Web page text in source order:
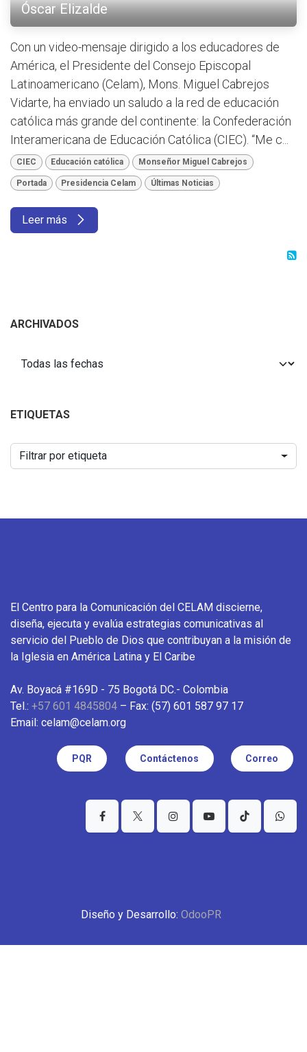
Óscar Elizalde
Con un video-mensaje dirigido a los educadores de
América, el Presidente del Consejo Episcopal
Latinoamericano (Celam), Mons. Miguel Cabrejos
Vidarte, ha enviado un saludo a la red de educación
católica más grande del continente: la Confederación
Interamericana de Educación Católica (CIEC). “Me c...
CIEC Educación católica Monseñor Miguel Cabrejos
Portada Presidencia Celam Últimas Noticias
Leer más
ARCHIVADOS
ETIQUETAS
Filtrar por etiqueta
El Centro para la Comunicación del CELAM discierne,
diseña, ejecuta y evalúa estrategias comunicativas al
servicio del Pueblo de Dios que contribuyan a la misión de
la Iglesia en América Latina y El Caribe
Av. Boyacá #169D - 75 Bogotá DC.- Colombia
Tel.: +57 601 4845804 – Fax: (57) 601 587 97 17
Email: celam@celam.org
PQR Contáctenos Correo
Diseño y Desarrollo: OdooPR